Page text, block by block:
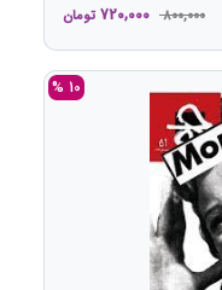
800,000
720,000 تومان
10 %